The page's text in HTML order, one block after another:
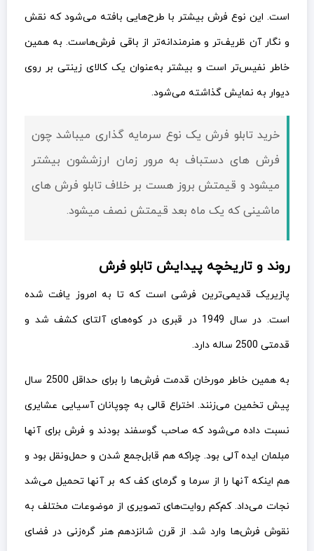
است. این نوع فرش بیشتر با طرح‌هایی بافته می‌شود که نقش
و نگار آن ظریف‌تر و هنرمندانه‌تر از باقی فرش‌هاست. به همین
خاطر نفیس‌تر است و بیشتر به‌عنوان یک کالای زینتی بر روی
دیوار به نمایش گذاشته می‌شود.
خرید تابلو فرش یک نوع سرمایه گذاری میباشد چون
فرش های دستباف به مرور زمان ارزششون بیشتر
میشود و قيمتش بروز هست بر خلاف تابلو فرش های
ماشینی که یک ماه بعد قيمتش نصف میشود.
روند و تاریخچه پیدایش تابلو فرش
پازیریک قدیمی‌ترین فرشی است که تا به امروز یافت شده
است. در سال 1949 در قبری در کوه‌های آلتای کشف شد و
قدمتی 2500 ساله دارد.
به همین خاطر مورخان قدمت فرش‌ها را برای حداقل 2500 سال
پیش تخمین می‌زنند. اختراع قالی به چوپانان آسیایی عشایری
نسبت داده می‌شود که صاحب گوسفند بودند و فرش برای آنها
مبلمان ایده آلی بود. چراکه هم قابل‌جمع شدن و حمل‌ونقل بود و
هم اینکه آنها را از سرما و گرمای کف که بر آنها تحمیل می‌شد
نجات می‌داد. کم‌کم روایت‌های تصویری از موضوعات مختلف به
نقوش فرش‌ها وارد شد. از قرن شانزدهم هنر گره‌زنی در فضای